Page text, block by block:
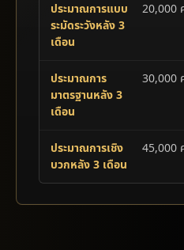
ประมาณการแบบ
ระมัดระวังหลัง 3
เดือน
20,000
ประมาณการ
มาตรฐานหลัง 3
เดือน
30,000
ประมาณการเชิง
บวกหลัง 3 เดือน
45,000